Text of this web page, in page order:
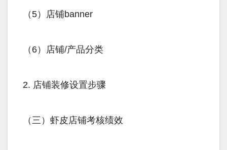
（5）店铺banner
（6）店铺/产品分类
2. 店铺装修设置步骤
（三）虾皮店铺考核绩效